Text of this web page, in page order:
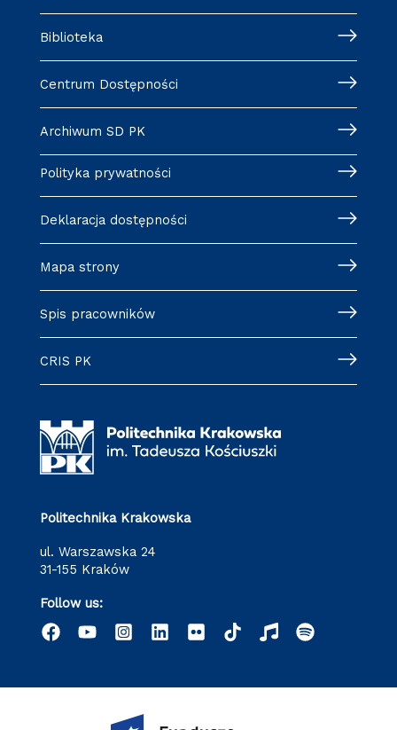
Biblioteka
Centrum Dostępności
Archiwum SD PK
Polityka prywatności
Deklaracja dostępności
Mapa strony
Spis pracowników
CRIS PK
Politechnika Krakowska
ul. Warszawska 24
31-155 Kraków
Follow us: